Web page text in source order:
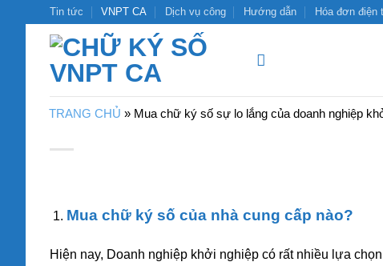
dung
Tin tức VNPT CA Dịch vụ công Hướng dẫn Hóa đơn điện
TRANG CHỦ » Mua chữ ký số sự lo lắng của doanh nghiệp
Mua chữ ký số của nhà cung cấp nào?
Hiện nay, Doanh nghiệp khởi nghiệp có rất nhiều lựa